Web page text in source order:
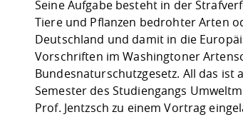
Seine Aufgabe besteht in der
Tiere und Pflanzen bedrohter Arten
Deutschland und damit in die
Vorschriften im Washingtoner
Bundesnaturschutzgesetz. All das
Semester des Studiengangs
Prof. Jentzsch zu einem Vortrag